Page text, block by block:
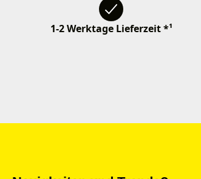
1-2 Werktage Lieferzeit *¹